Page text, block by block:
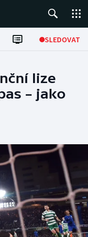
SLEDOVAT
lize
– jako